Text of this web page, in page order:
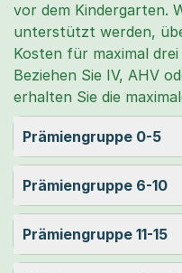
vor dem Kindergarten.
unterstützt werden,
Kosten für maximal
Beziehen Sie IV, AHV
erhalten Sie die
Prämiengruppe 0-5
Prämiengruppe 6-10
Prämiengruppe 11-15